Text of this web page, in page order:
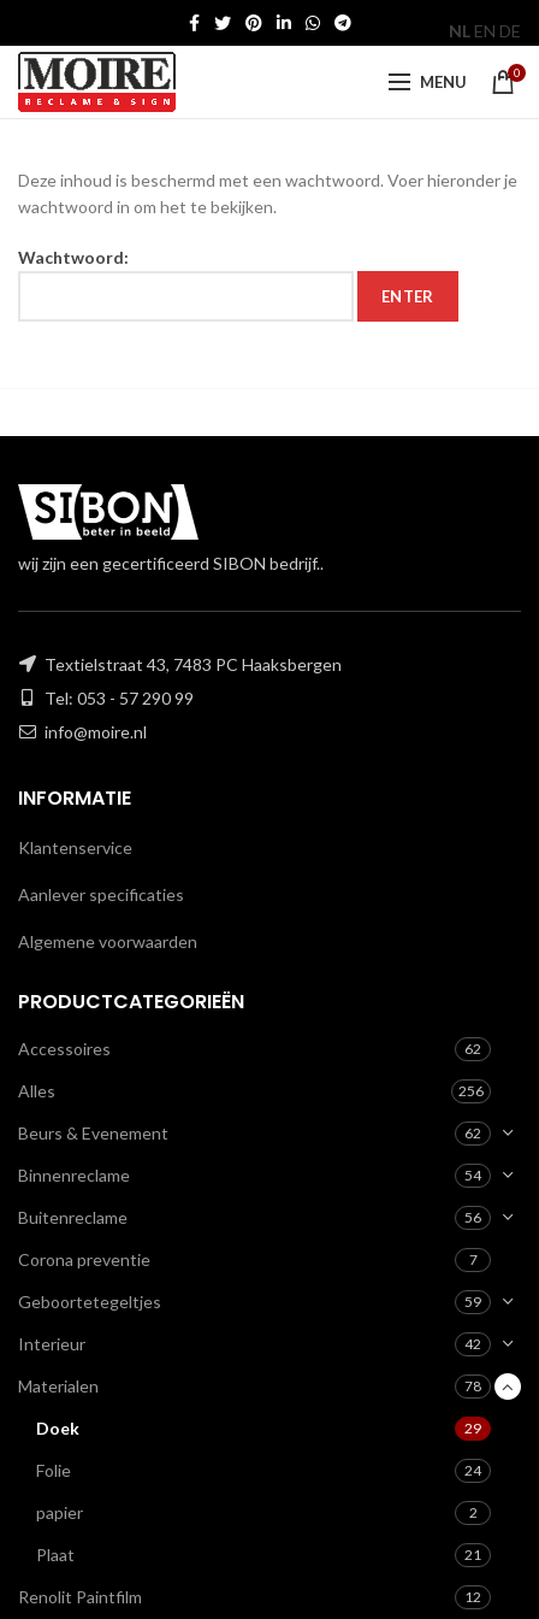
MENU 0
Deze inhoud is beschermd met een wachtwoord. Voer hieronder je
wachtwoord in om het te bekijken.
Wachtwoord:
wij zijn een gecertificeerd SIBON bedrijf..
Textielstraat 43, 7483 PC Haaksbergen
Tel: 053 - 57 290 99
info@moire.nl
INFORMATIE
Klantenservice
Aanlever specificaties
Algemene voorwaarden
PRODUCTCATEGORIEËN
Accessoires 62
Alles 256
Beurs & Evenement 62
Binnenreclame 54
Buitenreclame 56
Corona preventie 7
Geboortetegeltjes 59
Interieur 42
Materialen 78
Doek 29
Folie 24
papier 2
Plaat 21
Renolit Paintfilm 12
NL EN DE